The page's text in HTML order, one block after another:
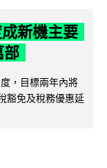
新機主要
部
，目標兩年內將
豁免及稅務優惠延